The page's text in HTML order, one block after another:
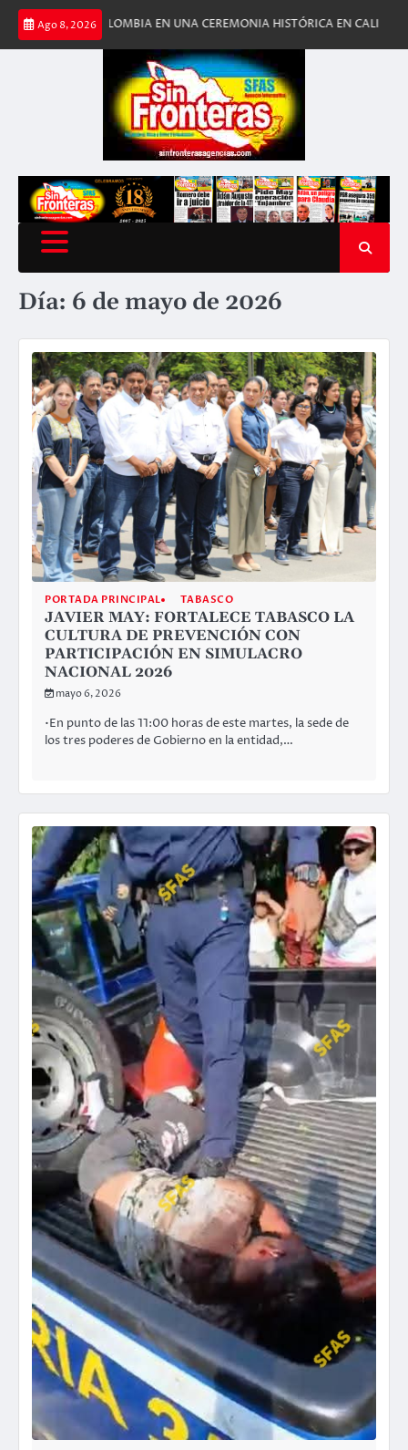
Saltar
contenido
Ago 8, 2026
DE COLOMBIA EN UNA CEREMONIA HISTÓRICA EN CALI ESTADOS
Día: 6 de mayo de 2026
PORTADA PRINCIPAL TABASCO
JAVIER MAY: FORTALECE TABASCO LA
CULTURA DE PREVENCIÓN CON
PARTICIPACIÓN EN SIMULACRO
NACIONAL 2026
mayo 6, 2026
•En punto de las 11:00 horas de este martes, la sede de
los tres poderes de Gobierno en la entidad,…